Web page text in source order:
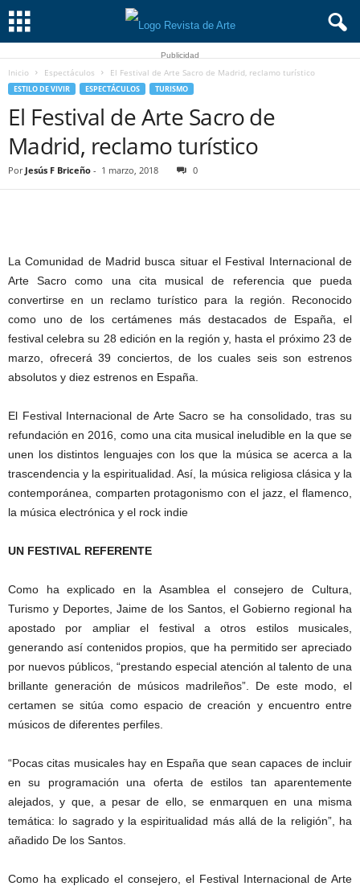
Publicidad
Inicio Espectáculos El Festival de Arte Sacro de Madrid, reclamo turístico
ESTILO DE VIVIR ESPECTÁCULOS TURISMO
El Festival de Arte Sacro de
Madrid, reclamo turístico
Por Jesús F Briceño - 1 marzo, 2018 0
La Comunidad de Madrid busca situar el Festival Internacional de
Arte Sacro como una cita musical de referencia que pueda
convertirse en un reclamo turístico para la región. Reconocido
como uno de los certámenes más destacados de España, el
festival celebra su 28 edición en la región y, hasta el próximo 23 de
marzo, ofrecerá 39 conciertos, de los cuales seis son estrenos
absolutos y diez estrenos en España.
El Festival Internacional de Arte Sacro se ha consolidado, tras su
refundación en 2016, como una cita musical ineludible en la que se
unen los distintos lenguajes con los que la música se acerca a la
trascendencia y la espiritualidad. Así, la música religiosa clásica y la
contemporánea, comparten protagonismo con el jazz, el flamenco,
la música electrónica y el rock indie
UN FESTIVAL REFERENTE
Como ha explicado en la Asamblea el consejero de Cultura,
Turismo y Deportes, Jaime de los Santos, el Gobierno regional ha
apostado por ampliar el festival a otros estilos musicales,
generando así contenidos propios, que ha permitido ser apreciado
por nuevos públicos, “prestando especial atención al talento de una
brillante generación de músicos madrileños”. De este modo, el
certamen se sitúa como espacio de creación y encuentro entre
músicos de diferentes perfiles.
“Pocas citas musicales hay en España que sean capaces de incluir
en su programación una oferta de estilos tan aparentemente
alejados, y que, a pesar de ello, se enmarquen en una misma
temática: lo sagrado y la espiritualidad más allá de la religión”, ha
añadido De los Santos.
Como ha explicado el consejero, el Festival Internacional de Arte